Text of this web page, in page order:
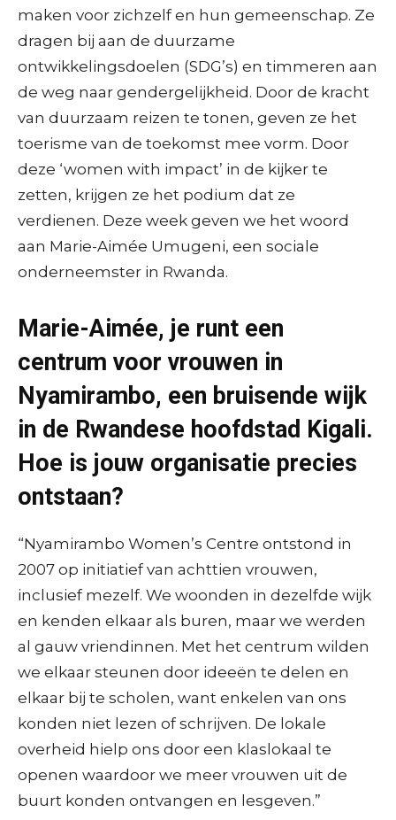
maken voor zichzelf en hun gemeenschap. Ze
dragen bij aan de duurzame
ontwikkelingsdoelen (SDG’s) en timmeren aan
de weg naar gendergelijkheid. Door de kracht
van duurzaam reizen te tonen, geven ze het
toerisme van de toekomst mee vorm. Door
deze ‘women with impact’ in de kijker te
zetten, krijgen ze het podium dat ze
verdienen. Deze week geven we het woord
aan Marie-Aimée Umugeni, een sociale
onderneemster in Rwanda.
Marie-Aimée, je runt een
centrum voor vrouwen in
Nyamirambo, een bruisende wijk
in de Rwandese hoofdstad Kigali.
Hoe is jouw organisatie precies
ontstaan?
“Nyamirambo Women’s Centre ontstond in
2007 op initiatief van achttien vrouwen,
inclusief mezelf. We woonden in dezelfde wijk
en kenden elkaar als buren, maar we werden
al gauw vriendinnen. Met het centrum wilden
we elkaar steunen door ideeën te delen en
elkaar bij te scholen, want enkelen van ons
konden niet lezen of schrijven. De lokale
overheid hielp ons door een klaslokaal te
openen waardoor we meer vrouwen uit de
buurt konden ontvangen en lesgeven.”